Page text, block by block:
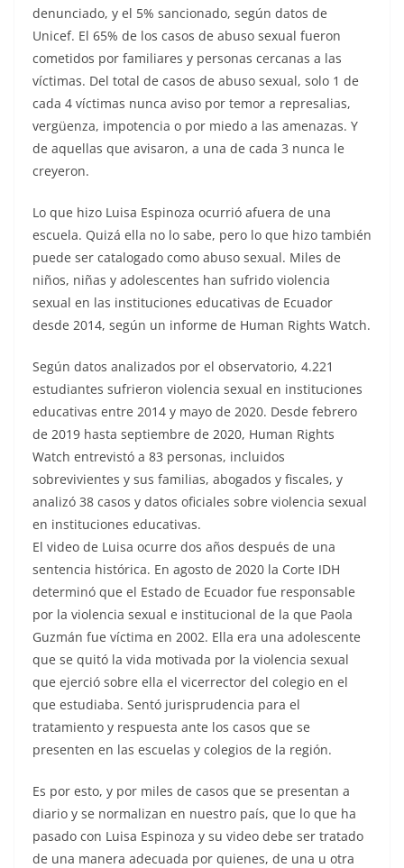
denunciado, y el 5% sancionado, según datos de
Unicef. El 65% de los casos de abuso sexual fueron
cometidos por familiares y personas cercanas a las
víctimas. Del total de casos de abuso sexual, solo 1 de
cada 4 víctimas nunca aviso por temor a represalias,
vergüenza, impotencia o por miedo a las amenazas. Y
de aquellas que avisaron, a una de cada 3 nunca le
creyeron.
Lo que hizo Luisa Espinoza ocurrió afuera de una
escuela. Quizá ella no lo sabe, pero lo que hizo también
puede ser catalogado como abuso sexual. Miles de
niños, niñas y adolescentes han sufrido violencia
sexual en las instituciones educativas de Ecuador
desde 2014, según un informe de Human Rights Watch.
Según datos analizados por el observatorio, 4.221
estudiantes sufrieron violencia sexual en instituciones
educativas entre 2014 y mayo de 2020. Desde febrero
de 2019 hasta septiembre de 2020, Human Rights
Watch entrevistó a 83 personas, incluidos
sobrevivientes y sus familias, abogados y fiscales, y
analizó 38 casos y datos oficiales sobre violencia sexual
en instituciones educativas.
El video de Luisa ocurre dos años después de una
sentencia histórica. En agosto de 2020 la Corte IDH
determinó que el Estado de Ecuador fue responsable
por la violencia sexual e institucional de la que Paola
Guzmán fue víctima en 2002. Ella era una adolescente
que se quitó la vida motivada por la violencia sexual
que ejerció sobre ella el vicerrector del colegio en el
que estudiaba. Sentó jurisprudencia para el
tratamiento y respuesta ante los casos que se
presenten en las escuelas y colegios de la región.
Es por esto, y por miles de casos que se presentan a
diario y se normalizan en nuestro país, que lo que ha
pasado con Luisa Espinoza y su video debe ser tratado
de una manera adecuada por quienes, de una u otra